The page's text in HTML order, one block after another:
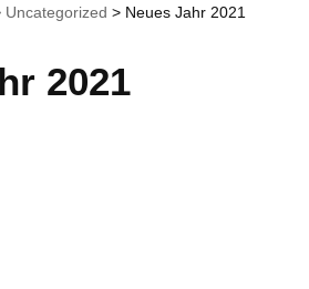
Uncategorized > Neues Jahr 2021
2021